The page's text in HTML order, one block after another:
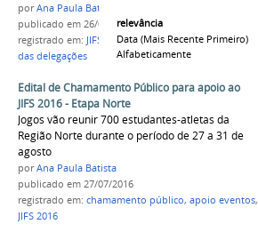
relevância
Data (mais Recente Primeiro)
Alfabeticamente
porAna Paula Batista
publicado em 26/07/2016
registrado em: JIFS 2016,etapa Norte 2016,chefes
das delegações
Edital de Chamamento Público para apoio ao
JIFS 2016 - Etapa Norte
Jogos vão reunir 700 estudantes-atletas da
Região Norte durante o período de 27 a 31 de
agosto
porAna Paula Batista
publicado em 27/07/2016
registrado em: chamamento público, apoio eventos,
JIFS 2016